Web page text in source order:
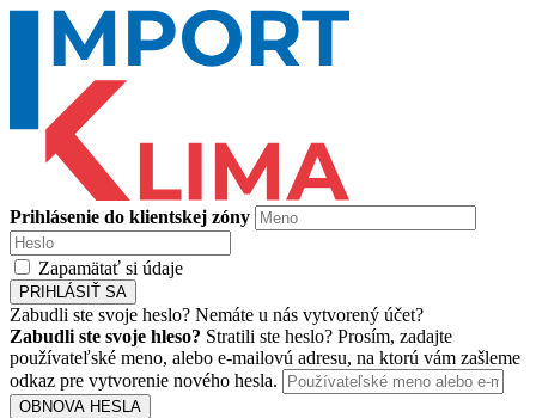
Prihlásenie do klientskej zóny
Zapamätať si údaje
PRIHLÁSIŤ SA
Zabudli ste svoje heslo? Nemáte u nás vytvorený účet?
Zabudli ste svoje hleso? Stratili ste heslo? Prosím, zadajte
používateľské meno, alebo e-mailovú adresu, na ktorú vám zašleme
odkaz pre vytvorenie nového hesla.
OBNOVA HESLA